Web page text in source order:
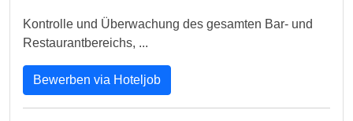
Kontrolle und Überwachung des gesamten Bar‑ und
Restaurantbereichs, ...
Bewerben via Hoteljob